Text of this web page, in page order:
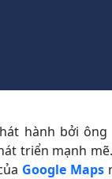
hành bởi
triển mạnh
Google Maps